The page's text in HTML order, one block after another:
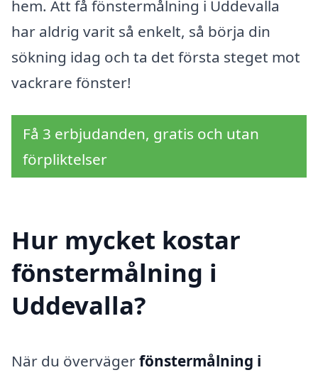
hem. Att få fönstermålning i Uddevalla
har aldrig varit så enkelt, så börja din
sökning idag och ta det första steget mot
vackrare fönster!
Få 3 erbjudanden, gratis och utan
förpliktelser
Hur mycket kostar
fönstermålning i
Uddevalla?
När du övervägerfönstermålning i